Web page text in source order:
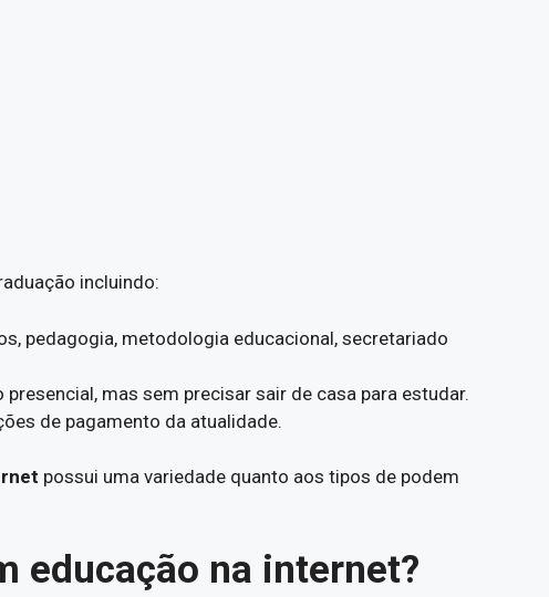
incluindo:
pedagogia, metodologia educacional, secretariado
mas sem precisar sair de casa para estudar.
de pagamento da atualidade.
possui uma variedade quanto aos tipos de podem
educação na internet?